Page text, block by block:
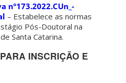
nº173.2022.CUn_-
– Estabelece as normas
Pós-Doutoral na
Santa Catarina.
INSCRIÇÃO E